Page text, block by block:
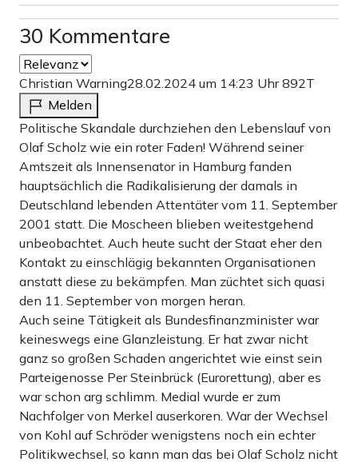
30 Kommentare
Christian Warning28.02.2024 um 14:23 Uhr892T
Melden
Politische Skandale durchziehen den Lebenslauf von
Olaf Scholz wie ein roter Faden! Während seiner
Amtszeit als Innensenator in Hamburg fanden
hauptsächlich die Radikalisierung der damals in
Deutschland lebenden Attentäter vom 11. September
2001 statt. Die Moscheen blieben weitestgehend
unbeobachtet. Auch heute sucht der Staat eher den
Kontakt zu einschlägig bekannten Organisationen
anstatt diese zu bekämpfen. Man züchtet sich quasi
den 11. September von morgen heran.
Auch seine Tätigkeit als Bundesfinanzminister war
keineswegs eine Glanzleistung. Er hat zwar nicht
ganz so großen Schaden angerichtet wie einst sein
Parteigenosse Per Steinbrück (Eurorettung), aber es
war schon arg schlimm. Medial wurde er zum
Nachfolger von Merkel auserkoren. War der Wechsel
von Kohl auf Schröder wenigstens noch ein echter
Politikwechsel, so kann man das bei Olaf Scholz nicht